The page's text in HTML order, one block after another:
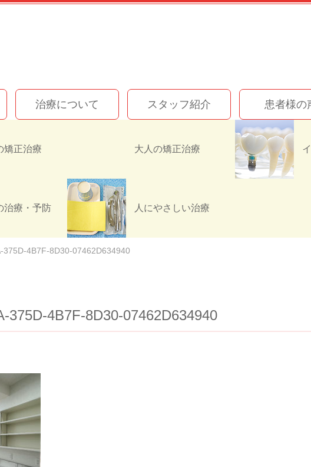
リニック
治療について
矯正治療 大人の矯正治療
治療・予防 人にやさしい治療
スタッフ紹介 患者様の
375D-4B7F-
375D-4B7F-8D30-07462D634940
375D-4B7F-8D30-07462D634940